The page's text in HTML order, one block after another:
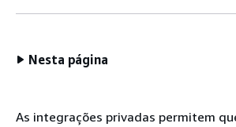
Nesta página
As integrações privadas permitem